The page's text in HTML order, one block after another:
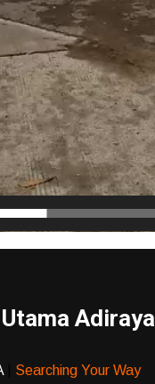
Adiraya
Searching Your Way